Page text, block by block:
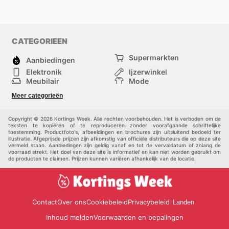
CATEGORIEEN
Aanbiedingen
Supermarkten
Elektronik
Ijzerwinkel
Meubilair
Mode
Schoonheid
Meer categorieën
Copyright © 2026 Kortings Week. Alle rechten voorbehouden. Het is verboden om de
teksten te kopiëren of te reproduceren zonder voorafgaande schriftelijke
toestemming. Productfoto's, afbeeldingen en brochures zijn uitsluitend bedoeld ter
illustratie. Afgeprijsde prijzen zijn afkomstig van officiële distributeurs die op deze site
vermeld staan. Aanbiedingen zijn geldig vanaf en tot de vervaldatum of zolang de
voorraad strekt. Het doel van deze site is informatief en kan niet worden gebruikt om
de producten te claimen. Prijzen kunnen variëren afhankelijk van de locatie.
ContactOver onsCookiebeleidPrivacybeleid Landen
Inhoud meldenVoorwaarden en bepalingen